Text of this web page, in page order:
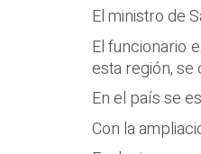
El ministro de
El funcionario
esta región,
En el país se
Con la